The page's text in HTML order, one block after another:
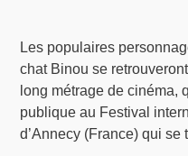
Les populaires
chat Binou se
long métrage de cinéma,
publique au Festival
d’Annecy (France) qui se